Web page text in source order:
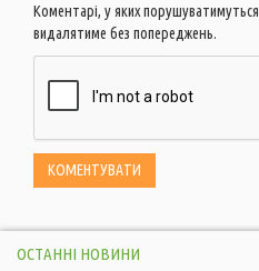
Коментарі, у яких порушуватимуться
видалятиме без попереджень.
ОСТАННІ НОВИНИ